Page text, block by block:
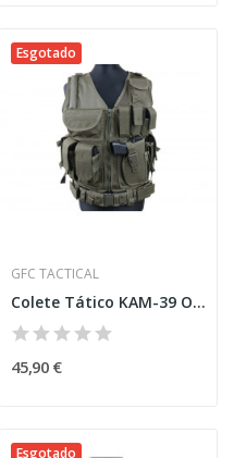
Esgotado
GFC TACTICAL
Colete Tático KAM-39 Olive [GFC]
45,90 €
Esgotado